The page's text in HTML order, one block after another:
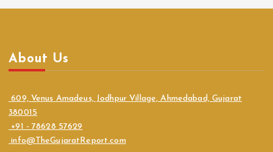
About Us
609, Venus Amadeus, Jodhpur Village, Ahmedabad, Gujarat
380015
+91 - 78628 57629
info@TheGujaratReport.com